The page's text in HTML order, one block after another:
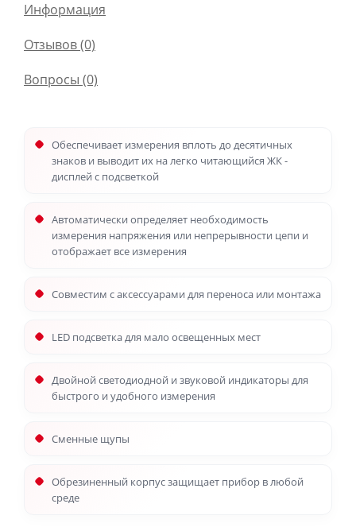
Информация
Отзывов (0)
Вопросы (0)
Обеспечивает измерения вплоть до десятичных
знаков и выводит их на легко читающийся ЖК -
дисплей с подсветкой
Автоматически определяет необходимость
измерения напряжения или непрерывности цепи и
отображает все измерения
Совместим с аксессуарами для переноса или монтажа
LED подсветка для мало освещенных мест
Двойной светодиодной и звуковой индикаторы для
быстрого и удобного измерения
Сменные щупы
Обрезиненный корпус защищает прибор в любой
среде